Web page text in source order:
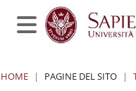
Vai al contenuto principale
Pannello laterale
HOME PAGINE DEL SITO